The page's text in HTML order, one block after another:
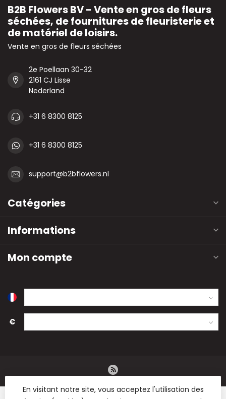
B2B Flowers BV - Vente en gros de fleurs
séchées, de fournitures de fleuristerie et
de matériel de loisirs.
Vente en gros de fleurs séchées
2e Poellaan 30-32
2161 CJ Lisse
Nederland
+31 6 8300 8125
+31 6 8300 8125
support@b2bflowers.nl
Catégories
Informations
Mon compte
€
En visitant notre site, vous acceptez l'utilisation des